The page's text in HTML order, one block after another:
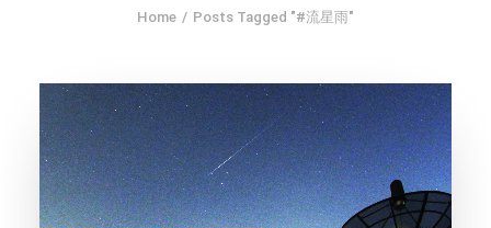
社交平台
字型大小
Home Posts Tagged "#流星雨"